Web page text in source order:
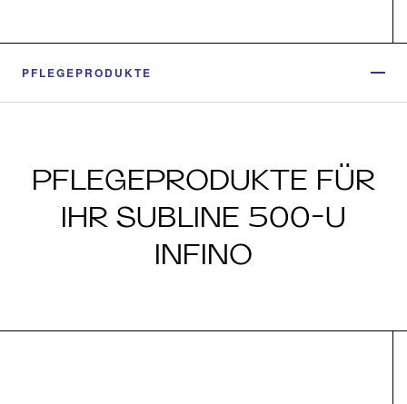
PFLEGEPRODUKTE
PFLEGEPRODUKTE FÜR
IHR SUBLINE 500-U
INFINO